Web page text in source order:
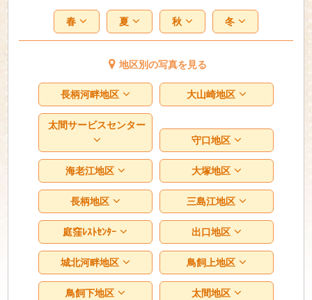
春 夏 秋 冬
地区別の写真を見る
長柄河畔地区 大山崎地区
太間サービスセンター
守口地区
海老江地区 大塚地区
長柄地区 三島江地区
庭窪ﾚｽﾄｾﾝﾀｰ 出口地区
城北河畔地区 鳥飼上地区
鳥飼下地区 太間地区